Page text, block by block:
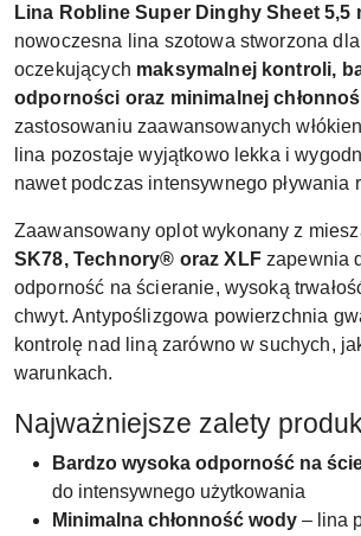
Lina Robline Super Dinghy Sheet 5,5
nowoczesna lina szotowa stworzona
oczekujących maksymalnej kontroli,
odporności oraz minimalnej
zastosowaniu zaawansowanych
lina pozostaje wyjątkowo lekka i
nawet podczas intensywnego pływania
Zaawansowany oplot wykonany z
SK78, Technory® oraz XLFzapewnia
odporność na ścieranie, wysoką
chwyt. Antypoślizgowa powierzchnia
kontrolę nad liną zarówno w suchych,
warunkach.
Najważniejsze zalety
Bardzo wysoka odporność na
do intensywnego użytkowania
Minimalna chłonność wody – lina